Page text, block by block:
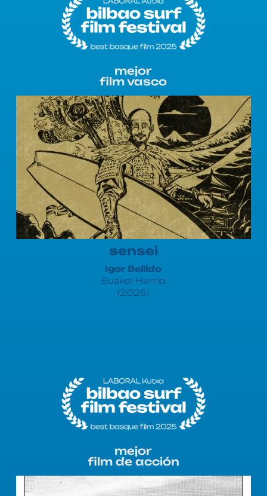
mejor
film vasco
sensei
Igor Bellido
Euskal Herria
(2025)
mejor
film de acción